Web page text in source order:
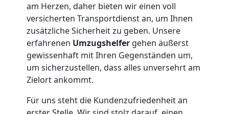
am Herzen, daher bieten wir einen voll
versicherten Transportdienst an, um Ihnen
zusätzliche Sicherheit zu geben. Unsere
erfahrenen Umzugshelfer gehen äußerst
gewissenhaft mit Ihren Gegenständen um,
um sicherzustellen, dass alles unversehrt am
Zielort ankommt.
Für uns steht die Kundenzufriedenheit an
Möbeltransport
Leonding
Beiladung
Leonding